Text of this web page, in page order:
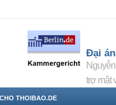
Đại
trợ mật
THOIBAO.DE